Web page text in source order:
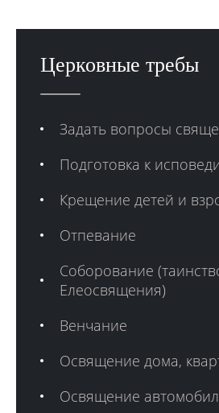
Церковные требы
Задать вопросы
Подготовка к
Крещение детей и
Отпевание
Соборование
Елеосвящения)
Венчание
Освящение дома,
Освящение